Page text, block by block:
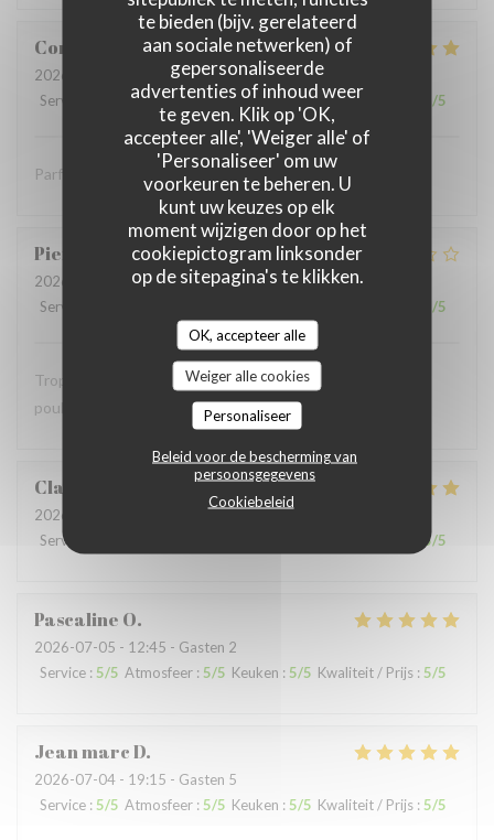
te bieden (bijv. gerelateerd
aan sociale netwerken) of
gepersonaliseerde
advertenties of inhoud weer
te geven. Klik op 'OK,
accepteer alle', 'Weiger alle' of
'Personaliseer' om uw
voorkeuren te beheren. U
kunt uw keuzes op elk
moment wijzigen door op het
cookiepictogram linksonder
op de sitepagina's te klikken.
OK, accepteer alle
Weiger alle cookies
Personaliseer
Beleid voor de bescherming van
persoonsgegevens
Cookiebeleid
Coralie
2026-07-05
- 12:15 - Gasten 4
Service
Atmosfeer:5/5 Keuken:5/5 Kwaliteit / Prijs /5
Parfait comme toujours !
Pierre
2026-07-05
- 12:30 - Gasten 9
Service
/5
Trop bruyant Impossible de parler Salade Caesar avec du
poulet chaud …
Claude
2026-07-04
- 19:15 - Gasten 8
Service
5/5
Pascaline O
2026-07-05 - 12:45 - Gasten 2
Service : 5/5 Atmosfeer : 5/5 Keuken : 5/5 Kwaliteit / Prijs : 5/5
Jean marcD
2026-07-04 - 19:15 - Gasten 5
Service : 5/5 Atmosfeer :5/5 Keuken : 5/5 Kwaliteit / Prijs : 5/5